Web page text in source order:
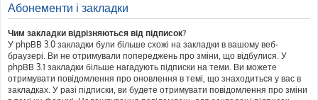
Абонементи і закладки
Чим закладки відрізняються від підписок?
У phpBB 3.0 закладки були більше схожі на закладки в вашому веб-
браузері. Ви не отримували попереджень про зміни, що відбулися. У
phpBB 3.1 закладки більше нагадують підписки на теми. Ви можете
отримувати повідомлення про оновлення в темі, що знаходиться у вас в
закладках. У разі підписки, ви будете отримувати повідомлення про зміни